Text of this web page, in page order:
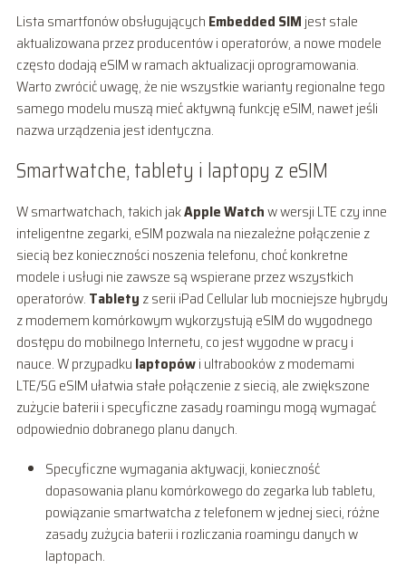
Lista smartfonów obsługujących Embedded SIM jest stale
aktualizowana przez producentów i operatorów, a nowe modele
często dodają eSIM w ramach aktualizacji oprogramowania.
Warto zwrócić uwagę, że nie wszystkie warianty regionalne tego
samego modelu muszą mieć aktywną funkcję eSIM, nawet jeśli
nazwa urządzenia jest identyczna.
Smartwatche, tablety i laptopy z eSIM
W smartwatchach, takich jakApple Watchw wersji LTE czy inne
inteligentne zegarki, eSIM pozwala na niezależne połączenie z
siecią bez konieczności noszenia telefonu, choć konkretne
modele i usługi nie zawsze są wspierane przez wszystkich
operatorów. Tablety z serii iPad Cellular lub mocniejsze hybrydy
z modemem komórkowym wykorzystują eSIM do wygodnego
dostępu do mobilnego Internetu, co jest wygodne w pracy i
nauce. W przypadku laptopówi ultrabooków z modemami
LTE/5G eSIM ułatwia stałe połączenie z siecią, ale zwiększone
zużycie baterii i specyficzne zasady roamingu mogą wymagać
odpowiednio dobranego planu danych.
Specyficzne wymagania aktywacji, konieczność
dopasowania planu komórkowego do zegarka lub tabletu,
powiązanie smartwatcha z telefonem w jednej sieci, różne
zasady zużycia baterii i rozliczania roamingu danych w
laptopach.